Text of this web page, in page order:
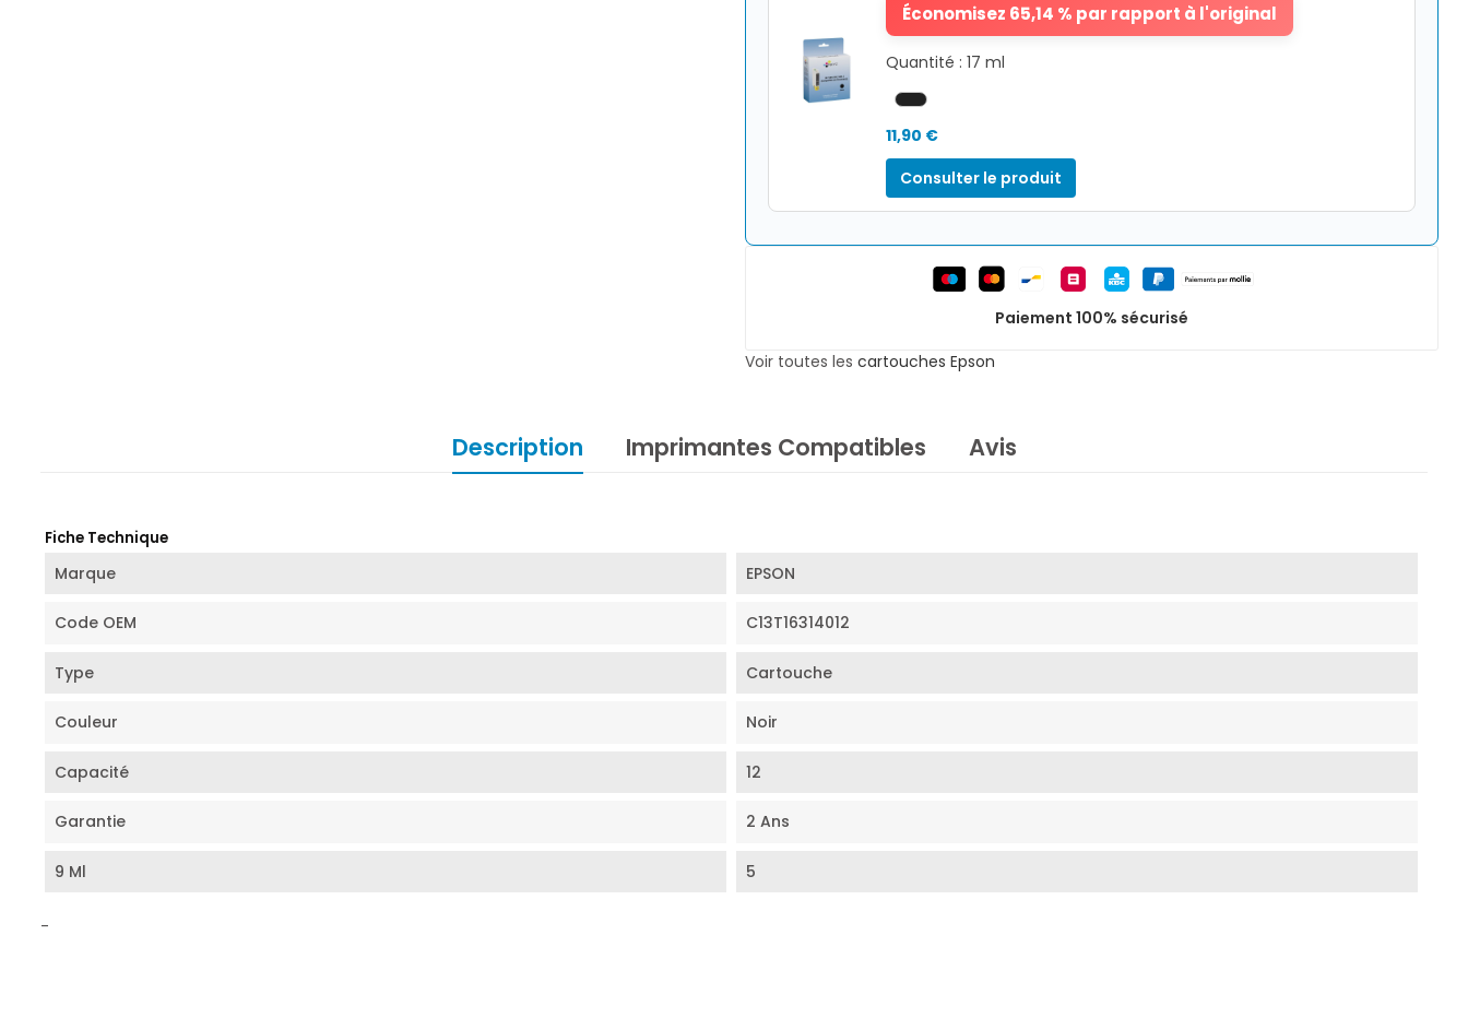
Économisez 65,14 % par rapport à l'original
Quantité : 17 ml
11,90 €
Consulter le produit
Paiement 100% sécurisé
Voir toutes les cartouches Epson
Description Imprimantes Compatibles Avis
Fiche Technique
Marque EPSON
Code OEM C13T16314012
Type Cartouche
Couleur Noir
Capacité 12
Garantie 2 Ans
9 Ml 5
-